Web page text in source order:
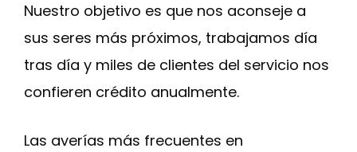
Nuestro objetivo es que nos aconseje a
sus seres más próximos, trabajamos día
tras día y miles de clientes del servicio nos
confieren crédito anualmente.
Las averías más frecuentes en